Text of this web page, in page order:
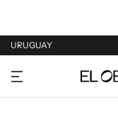
URUGUAY
URUGUAY
ARGENTINA